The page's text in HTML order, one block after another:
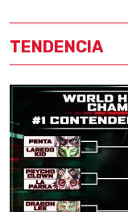
TENDENCIA